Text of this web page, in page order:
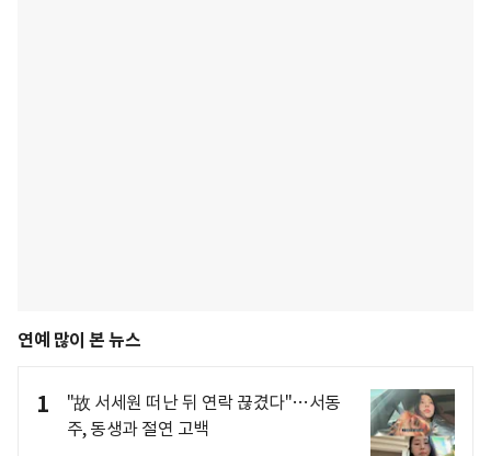
연예 많이 본 뉴스
1
"故 서세원 떠난 뒤 연락 끊겼다"…서동
주, 동생과 절연 고백